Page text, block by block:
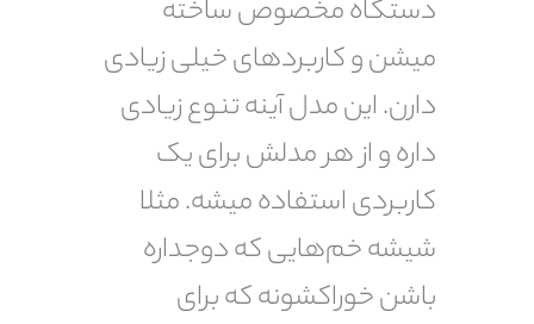
دستگاه مخصوص ساخته
میشن و کاربردهای خیلی زیادی
دارن. این مدل آینه تنوع زیادی
داره و از هر مدلش برای یک
کاربردی استفاده میشه. مثلا
شیشه خم‌هایی که دوجداره
باشن خوراکشونه که برای